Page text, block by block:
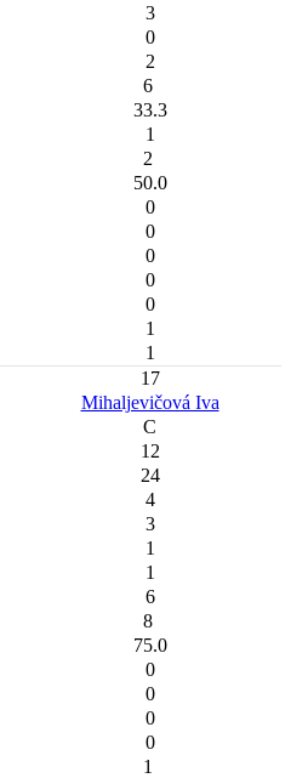
3
0
2
6
33.3
1
2
50.0
0
0
0
0
0
1
1
17
Mihaljevičová Iva
C
12
24
4
3
1
1
6
8
75.0
0
0
0
0
1